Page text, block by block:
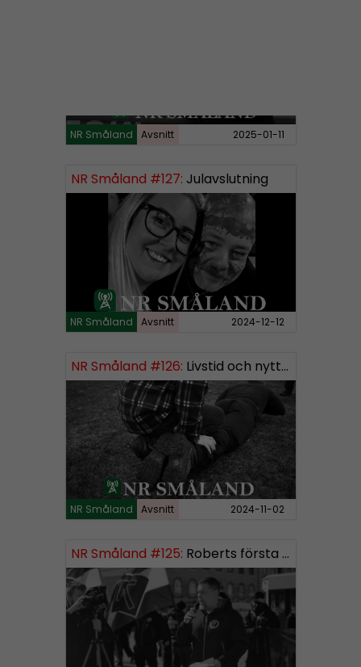
NR Småland Avsnitt 2025-01-11
NR Småland #127: Julavslutning
NR Småland Avsnitt 2024-12-12
NR Småland #126: Livstid och nytt segment
NR Småland Avsnitt 2024-11-02
NR Småland #125: Roberts första burk mjukmedel